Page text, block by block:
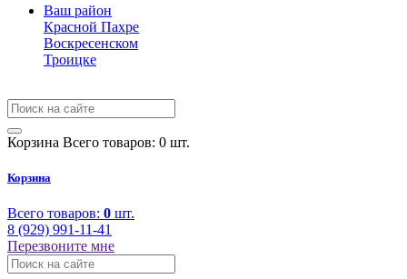
Ваш район
Красной Пахре
Воскресенском
Троицке
Корзина Всего товаров: 0 шт.
Корзина
Всего товаров: 0 шт.
8 (929) 991-11-41
Перезвоните мне